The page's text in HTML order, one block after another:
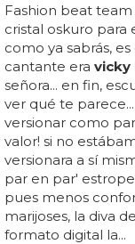
Fashion beat
cristal oskuro para
como ya sabrás,
cantante era vicky
señora... en fin,
ver qué te
versionar como
valor! si no
versionara a sí
par en par'
pues menos
marijoses, la diva
formato digital la...